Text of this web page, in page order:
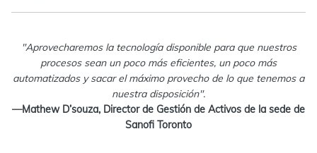
"Aprovecharemos la tecnología disponible para que nuestros
procesos sean un poco más eficientes, un poco más
automatizados y sacar el máximo provecho de lo que tenemos a
nuestra disposición".
—Mathew D’souza, Director de Gestión de Activos de la sede de
Sanofi Toronto